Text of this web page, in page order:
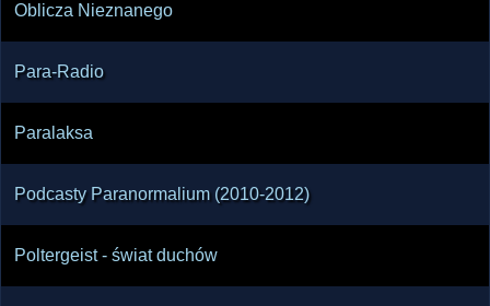
Oblicza Nieznanego
Para-Radio
Paralaksa
Podcasty Paranormalium (2010-2012)
Poltergeist - świat duchów